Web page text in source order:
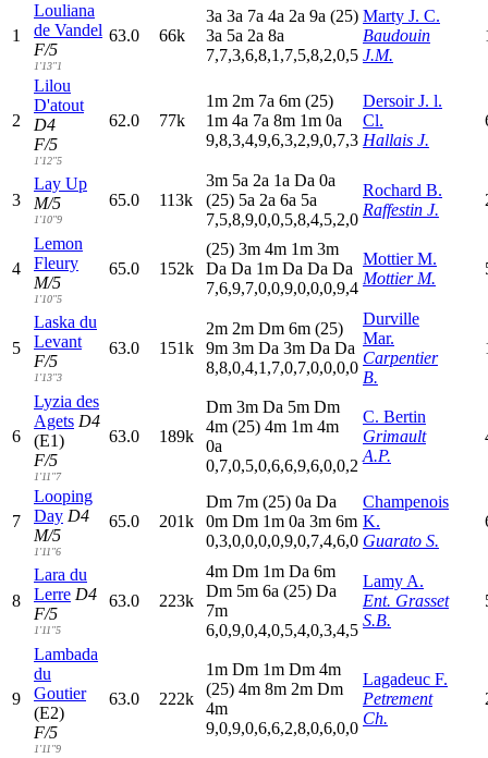
1
Louliana
de Vandel
F/5
1'13"1
63.0 66k
3a 3a 7a 4a 2a 9a (25)
3a 5a 2a 8a
7,7,3,6,8,1,7,5,8,2,0,5
Marty J. C.
Baudouin
J.M.
2
Lilou
D'atout
D4
F/5
1'12"5
62.0 77k
1m 2m 7a 6m (25)
1m 4a 7a 8m 1m 0a
9,8,3,4,9,6,3,2,9,0,7,3
Dersoir J. l.
Cl.
Hallais J.
3
Lay Up
M/5
1'10"9
65.0 113k
3m 5a 2a 1a Da 0a
(25) 5a 2a 6a 5a
7,5,8,9,0,0,5,8,4,5,2,0
Rochard B.
Raffestin J.
4
Lemon
Fleury
M/5
1'10"5
65.0 152k
(25) 3m 4m 1m 3m
Da Da 1m Da Da Da
7,6,9,7,0,0,9,0,0,0,9,4
Mottier M.
Mottier M.
5
Laska du
Levant
F/5
1'13"3
63.0 151k
2m 2m Dm 6m (25)
9m 3m Da 3m Da Da
8,8,0,4,1,7,0,7,0,0,0,0
Durville
Mar.
Carpentier
B.
6
Lyzia des
Agets D4
(E1)
F/5
1'11"7
63.0 189k
Dm 3m Da 5m Dm
4m (25) 4m 1m 4m
0a
0,7,0,5,0,6,6,9,6,0,0,2
C. Bertin
Grimault
A.P.
7
Looping
Day D4
M/5
1'11"6
65.0 201k
Dm 7m (25) 0a Da
0m Dm 1m 0a 3m 6m
0,3,0,0,0,0,9,0,7,4,6,0
Champenois
K.
Guarato S.
8
Lara du
Lerre D4
F/5
1'11"5
63.0 223k
4m Dm 1m Da 6m
Dm 5m 6a (25) Da
7m
6,0,9,0,4,0,5,4,0,3,4,5
Lamy A.
Ent. Grasset
S.B.
9
Lambada
du
Goutier
(E2)
F/5
1'11"9
63.0 222k
1m Dm 1m Dm 4m
(25) 4m 8m 2m Dm
4m
9,0,9,0,6,6,2,8,0,6,0,0
Lagadeuc F.
Petrement
Ch.